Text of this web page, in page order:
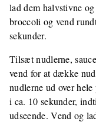
lad dem halvstivne
broccoli og vend
sekunder.
Tilsæt nudlerne,
vend for at dække
nudlerne ud over
i ca. 10 sekunder,
udseende. Vend og